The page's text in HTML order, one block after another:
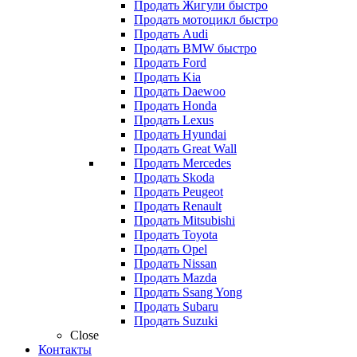
Продать Жигули быстро
Продать мотоцикл быстро
Продать Audi
Продать BMW быстро
Продать Ford
Продать Kia
Продать Daewoo
Продать Honda
Продать Lexus
Продать Hyundai
Продать Great Wall
Продать Mercedes
Продать Skoda
Продать Peugeot
Продать Renault
Продать Mitsubishi
Продать Toyota
Продать Opel
Продать Nissan
Продать Mazda
Продать Ssang Yong
Продать Subaru
Продать Suzuki
Close
Контакты